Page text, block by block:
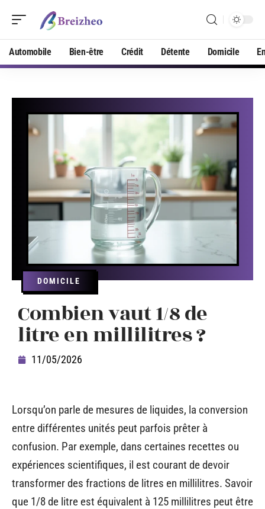
Automobile Bien-être Crédit Détente Domicile
DOMICILE
Combien vaut 1/8 de
litre en millilitres ?
11/05/2026
Lorsqu’on parle de mesures de liquides, la conversion
entre différentes unités peut parfois prêter à
confusion. Par exemple, dans certaines recettes ou
expériences scientifiques, il est courant de devoir
transformer des fractions de litres en millilitres. Savoir
que 1/8 de litre est équivalent à 125 millilitres peut être